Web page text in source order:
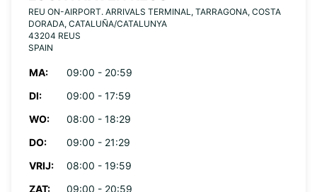
REU ON-AIRPORT. ARRIVALS TERMINAL, TARRAGONA, COSTA
DORADA, CATALUÑA/CATALUNYA
43204 REUS
SPAIN
MA:
09:00 - 20:59
DI:
09:00 - 17:59
WO:
08:00 - 18:29
DO:
09:00 - 21:29
VRIJ:
08:00 - 19:59
ZAT:
09:00 - 20:59